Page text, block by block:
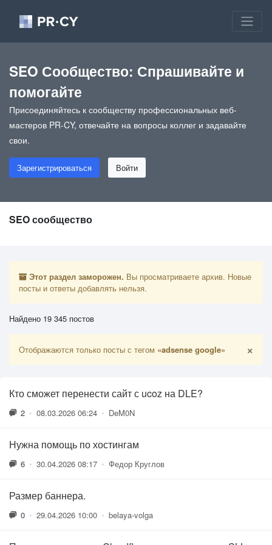
SEO Сообщество: Спрашивайте и
помогайте
Присоединяйтесь к сообществу профессиональных веб-
мастеров PR-CY, отвечайте на вопросы коллег и задавайте
свои.
Зарегистрироваться Войти
SEO сообщество
Этот раздел заморожен. Вы просматриваете архив. Новые
посты и ответы добавлять нельзя.
Найдено 19 345 постов
Отображаются только посты с тегом «adsense google» ×
Кто сможет перенести сайт с ucoz на DLE?
2 • 08.03.2026 06:24 • DeM0N
Нужна помощь по хостингам
6 • 30.04.2026 08:17 • Федор Круглов
Размер баннера.
0 • 29.04.2026 10:00 • belaya-volga